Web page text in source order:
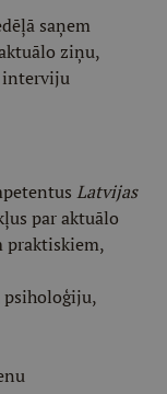
saņem
ziņu,
interviju
Latvijas
par aktuālo
praktiskiem,
psiholoģiju,